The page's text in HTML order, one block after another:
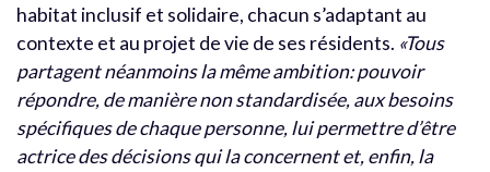
habitat inclusif et solidaire, chacun s’adaptant au
contexte et au projet de vie de ses résidents. «Tous
partagent néanmoins la même ambition: pouvoir
répondre, de manière non standardisée, aux besoins
spécifiques de chaque personne, lui permettre d’être
actrice des décisions qui la concernent et, enfin, la